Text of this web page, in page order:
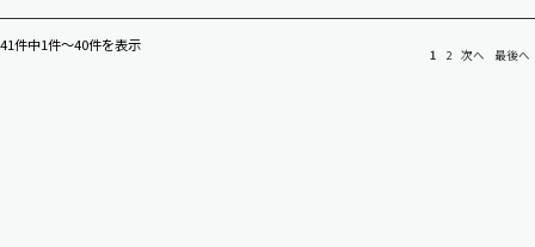
41件中1件～40件を表示 1 2 次へ 最後へ